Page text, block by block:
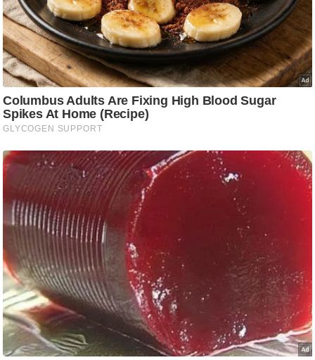
ली
वु
ड
हॉ
ली
वु
ड
ल्म
मी
क्षा
B
r
e
a
k
i
n